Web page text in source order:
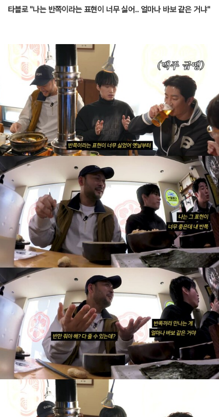
타블로 "나는 반쪽이라는 표현이 너무 싫어.. 얼마나 바보 같은 거냐"